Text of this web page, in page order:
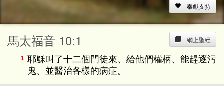
15s奉獻支持
網上聖經
馬太福音 10:1
1 耶穌叫了十二個門徒來、給他們權柄、能趕逐污
鬼、並醫治各樣的病症。